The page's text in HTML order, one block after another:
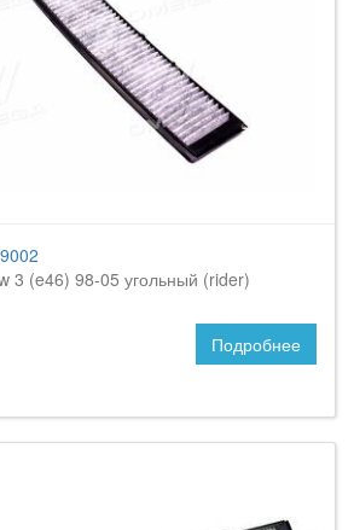
3 (e46) 98-05 угольный (rider)
Подробнее